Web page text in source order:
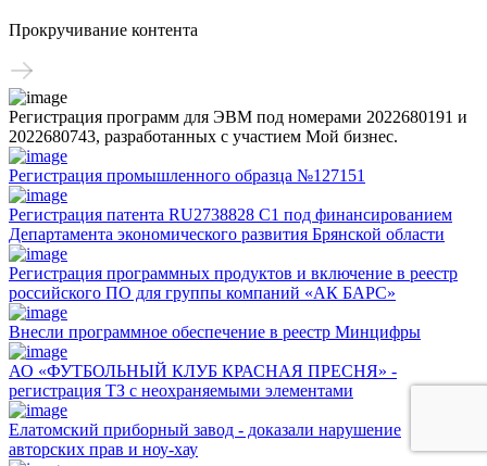
Прокручивание контента
Регистрация программ для ЭВМ под номерами 2022680191 и
2022680743, разработанных с участием Мой бизнес.
Регистрация промышленного образца №127151
Регистрация патента RU2738828 C1 под финансированием
Департамента экономического развития Брянской области
Регистрация программных продуктов и включение в реестр
российского ПО для группы компаний «АК БАРС»
Внесли программное обеспечение в реестр Минцифры
АО «ФУТБОЛЬНЫЙ КЛУБ КРАСНАЯ ПРЕСНЯ» -
регистрация ТЗ с неохраняемыми элементами
Елатомский приборный завод - доказали нарушение
авторских прав и ноу-хау